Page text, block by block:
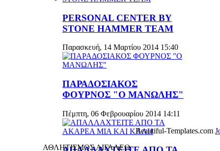
PERSONAL CENTER BY
STONE HAMMER TEAM
Παρασκευή, 14 Μαρτίου 2014 15:40
ΠΑΡΑΔΟΣΙΑΚΟΣ
ΦΟΥΡΝΟΣ "Ο ΜΑΝΩΛΗΣ"
Πέμπτη, 06 Φεβρουαρίου 2014 14:11
Beautiful-Templates.com
ΑΘΛΗΤΙΣΜΟΣ ΑΙΓΑΛΕΩ